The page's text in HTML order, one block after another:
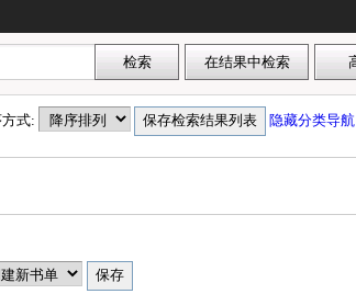
式: 隐藏分类导航